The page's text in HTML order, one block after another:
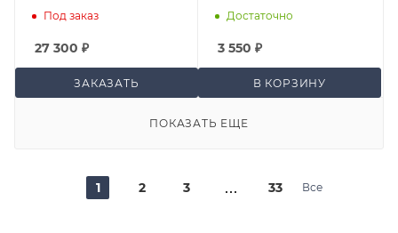
Под заказ
27 300 ₽
ЗАКАЗАТЬ
Достаточно
3 550 ₽
В КОРЗИНУ
ПОКАЗАТЬ ЕЩЕ
1 2 3 33 Все